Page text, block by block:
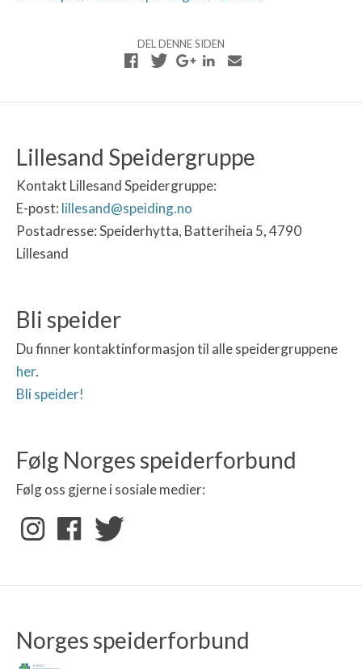
DEL DENNE SIDEN
Lillesand Speidergruppe
Kontakt Lillesand Speidergruppe:
E-post: lillesand@speiding.no
Postadresse: Speiderhytta, Batteriheia 5, 4790
Lillesand
Bli speider
Du finner kontaktinformasjon til alle speidergruppene
her.
Bli speider!
Følg Norges speiderforbund
Følg oss gjerne i sosiale medier:
Norges speiderforbund